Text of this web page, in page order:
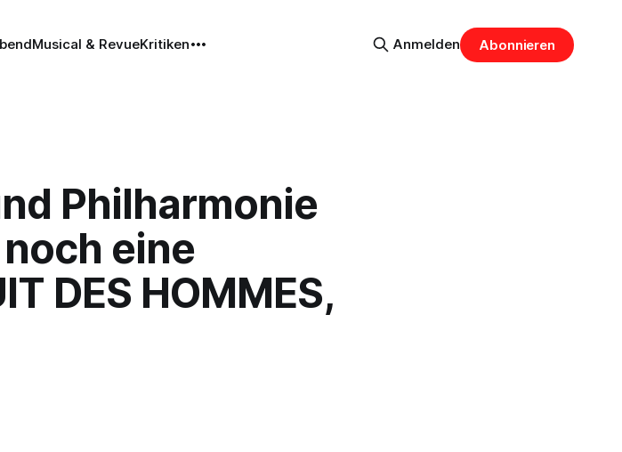
Musical & RevueKritiken Anmelden Abonnieren
Philharmonie
eine
DES HOMMES,